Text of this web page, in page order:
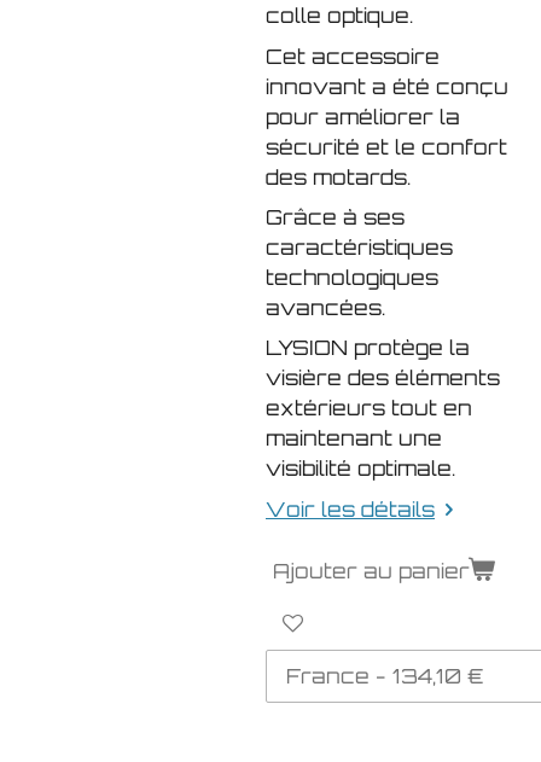
colle optique.
Cet accessoire
innovant a été conçu
pour améliorer la
sécurité et le confort
des motards.
Grâce à ses
caractéristiques
technologiques
avancées.
LYSION protège la
visière des éléments
extérieurs tout en
maintenant une
visibilité optimale.
Voir les détails
Ajouter au panier